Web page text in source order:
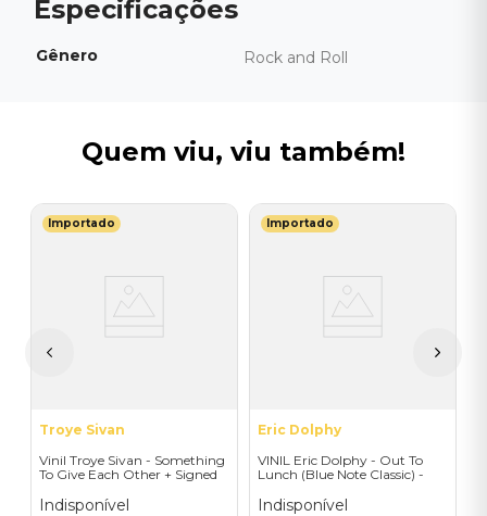
Gênero Rock and Roll
Quem viu, viu também!
Importado
Troye Sivan
Vinil Troye Sivan - Something
To Give Each Other + Signed
Indisponível
Importado
Eric Dolphy
VINIL Eric Dolphy - Out To
Lunch (Blue Note Classic) -
Indisponível